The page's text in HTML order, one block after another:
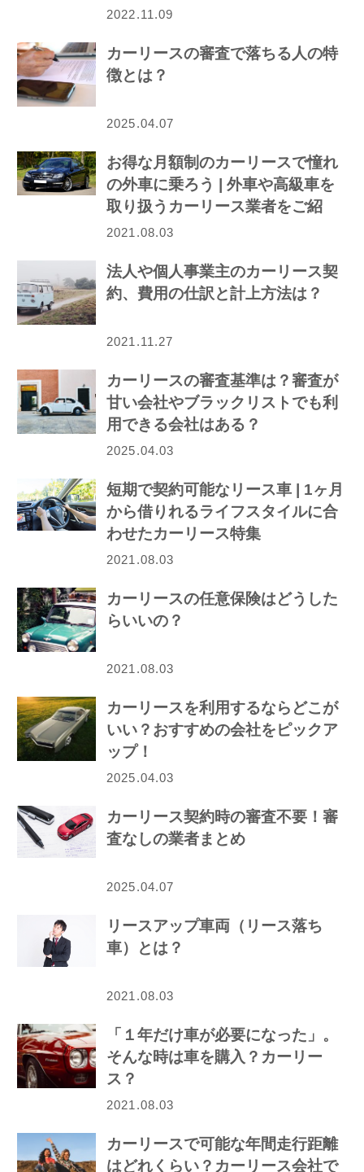
ら…
2022.11.09
カーリースの審査で落ちる人の特
徴とは？
2025.04.07
お得な月額制のカーリースで憧れ
の外車に乗ろう | 外車や高級車を
取り扱うカーリース業者をご紹
介！
2021.08.03
法人や個人事業主のカーリース契
約、費用の仕訳と計上方法は？
2021.11.27
カーリースの審査基準は？審査が
甘い会社やブラックリストでも利
用できる会社はある？
2025.04.03
短期で契約可能なリース車 | 1ヶ月
から借りれるライフスタイルに合
わせたカーリース特集
2021.08.03
カーリースの任意保険はどうした
らいいの？
2021.08.03
カーリースを利用するならどこが
いい？おすすめの会社をピックア
ップ！
2025.04.03
カーリース契約時の審査不要！審
査なしの業者まとめ
2025.04.07
リースアップ車両（リース落ち
車）とは？
2021.08.03
「１年だけ車が必要になった」。
そんな時は車を購入？カーリー
ス？
2021.08.03
カーリースで可能な年間走行距離
はどれくらい？カーリース会社で